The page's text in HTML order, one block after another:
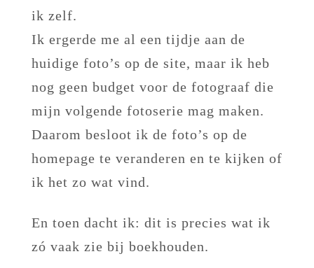
ik zelf.
Ik ergerde me al een tijdje aan de
huidige foto’s op de site, maar ik heb
nog geen budget voor de fotograaf die
mijn volgende fotoserie mag maken.
Daarom besloot ik de foto’s op de
homepage te veranderen en te kijken of
ik het zo wat vind.
En toen dacht ik: dit is precies wat ik
zó vaak zie bij boekhouden.